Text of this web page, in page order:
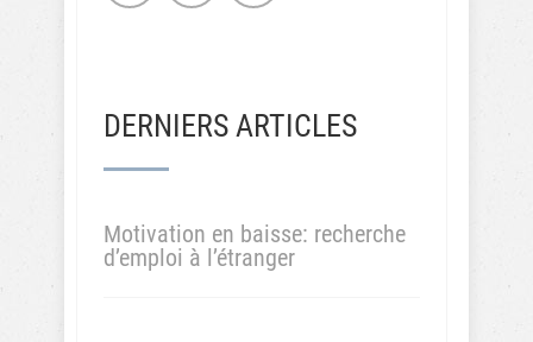
DERNIERS ARTICLES
Motivation en baisse: recherche
d’emploi à l’étranger